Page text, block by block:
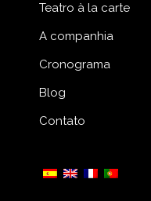
Teatro à la carte
A companhia
Cronograma
Blog
Contato